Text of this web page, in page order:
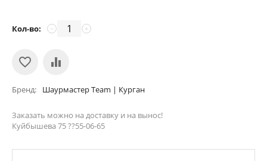
Кол-во: +
−
Бренд Шаурмастер Team | Курган
Заказать можно на доставку и на вынос!
Куйбышева 75 ??55-06-65